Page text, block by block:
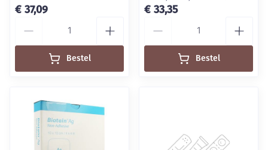
€ 37,09
Bestel
€ 33,35
Bestel